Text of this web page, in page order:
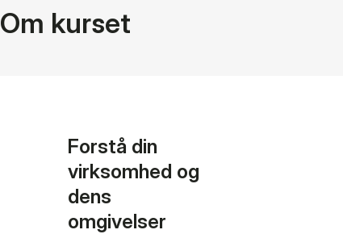
Om kurset
Forstå din
virksomhed og
dens
omgivelser